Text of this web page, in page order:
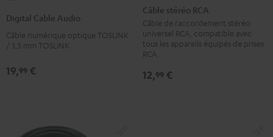
Audio
Noir
Digital Cable Audio
Câble numérique optique TOSLINK
/ 3,5 mm TOSLINK
19,99 €
stéréo
RCA
Noir
Câble stéréo RCA
Câble de raccordement stéréo
universel RCA, compatible avec
tous les appareils équipés de prises
RCA
12,99 €